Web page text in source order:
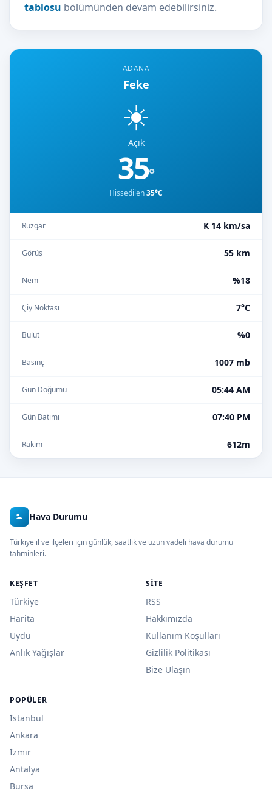
ADANA
Feke
☀️
Açık
35°
Hissedilen35°C
Rüzgar K 14 km/sa
Görüş 55 km
Nem %18
Çiy Noktası 7°C
Bulut %0
Basınç 1007 mb
Gün Doğumu 05:44 AM
Gün Batımı 07:40 PM
Rakım 612m
tablosu bölümünden devam edebilirsiniz.
Hava Durumu
Türkiye il ve ilçeleri için günlük, saatlik ve uzun vadeli hava durumu
tahminleri.
KEŞFET
Türkiye
Harita
Uydu
Anlık Yağışlar
SITE
RSS
Hakkımızda
Kullanım Koşulları
Gizlilik Politikası
Bize Ulaşın
POPÜLER
İstanbul
Ankara
İzmir
Antalya
Bursa